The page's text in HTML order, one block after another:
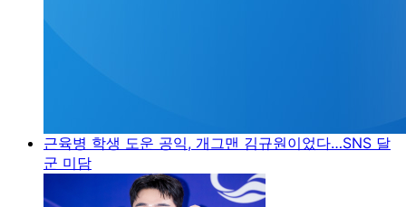
근육병 학생 도운 공익, 개그맨 김규원이었다…SNS 달
군 미담